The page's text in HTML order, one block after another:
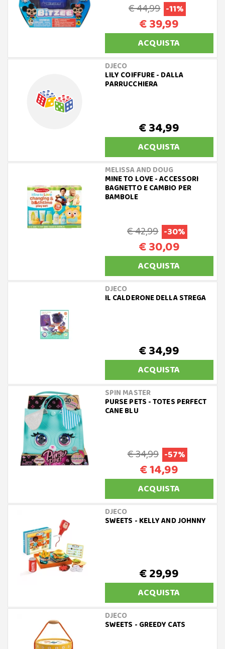
€ 44,99 -11%
€ 39,99
ACQUISTA
DJECO
LILY COIFFURE - DALLA
PARRUCCHIERA
€ 34,99
ACQUISTA
MELISSA AND DOUG
MINE TO LOVE - ACCESSORI
BAGNETTO E CAMBIO PER
BAMBOLE
€ 42,99 -30%
€ 30,09
ACQUISTA
DJECO
IL CALDERONE DELLA STREGA
€ 34,99
ACQUISTA
SPIN MASTER
PURSE PETS - TOTES PERFECT
CANE BLU
€ 34,99 -57%
€ 14,99
ACQUISTA
DJECO
SWEETS - KELLY AND JOHNNY
€ 29,99
ACQUISTA
DJECO
SWEETS - GREEDY CATS